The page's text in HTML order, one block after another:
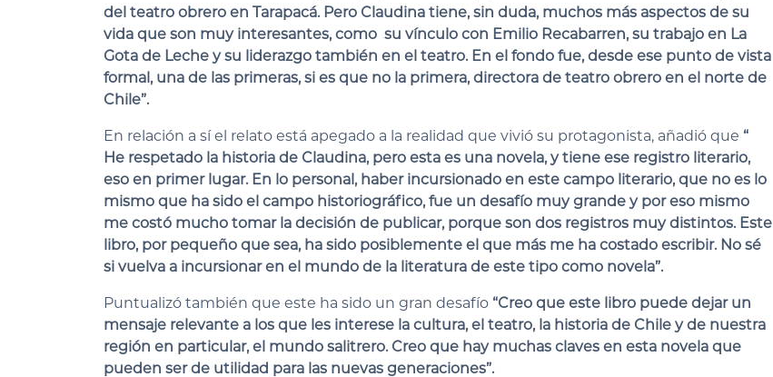
del teatro obrero en Tarapacá. Pero Claudina tiene, sin duda, muchos más aspectos de su
vida que son muy interesantes, como su vínculo con Emilio Recabarren, su trabajo en La
Gota de Leche y su liderazgo también en el teatro. En el fondo fue, desde ese punto de vista
formal, una de las primeras, si es que no la primera, directora de teatro obrero en el norte de
Chile”.
En relación a sí el relato está apegado a la realidad que vivió su protagonista, añadió que “
He respetado la historia de Claudina, pero esta es una novela, y tiene ese registro literario,
eso en primer lugar. En lo personal, haber incursionado en este campo literario, que no es lo
mismo que ha sido el campo historiográfico, fue un desafío muy grande y por eso mismo
me costó mucho tomar la decisión de publicar, porque son dos registros muy distintos. Este
libro, por pequeño que sea, ha sido posiblemente el que más me ha costado escribir. No sé
si vuelva a incursionar en el mundo de la literatura de este tipo como novela”.
Puntualizó también que este ha sido un gran desafío “Creo que este libro puede dejar un
mensaje relevante a los que les interese la cultura, el teatro, la historia de Chile y de nuestra
región en particular, el mundo salitrero. Creo que hay muchas claves en esta novela que
pueden ser de utilidad para las nuevas generaciones”.